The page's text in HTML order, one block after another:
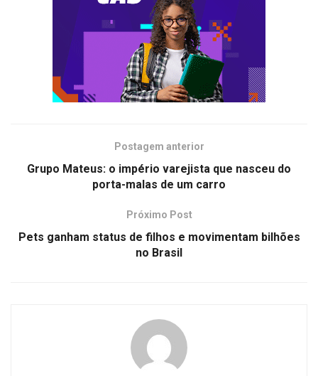
Postagem anterior
Grupo Mateus: o império varejista que nasceu do
porta-malas de um carro
Próximo Post
Pets ganham status de filhos e movimentam bilhões
no Brasil